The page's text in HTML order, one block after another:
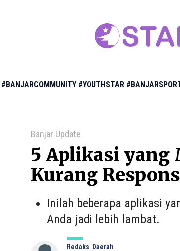
#BANJARCOMMUNITY #YOUTHSTAR
Banjar Update
5 Aplikasi yang
Kurang
Inilah beberapa aplikasi
Anda jadi lebih lambat.
Redaksi Daerah